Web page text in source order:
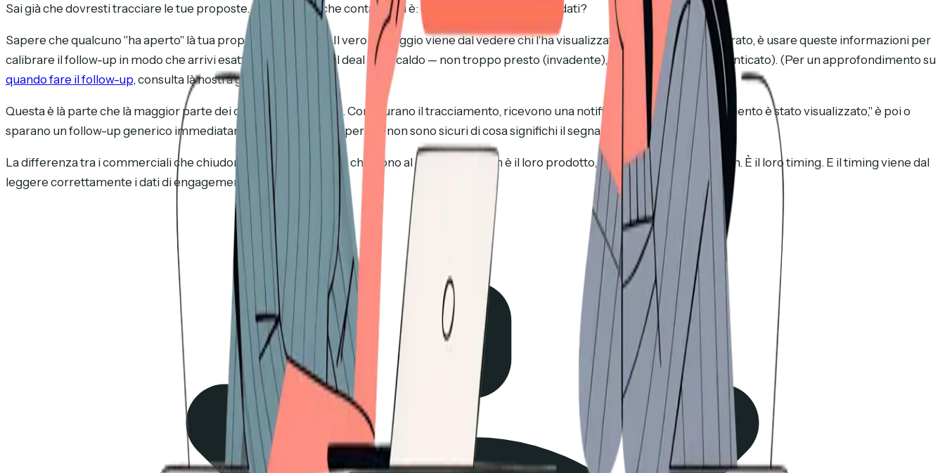
Sai già che dovresti tracciare le tue proposte. La domanda che conta di più è: cosa fai quando arrivano i dati?
Sapere che qualcuno "ha aperto" là tua proposta è il minimo. Il vero vantaggio viene dal vederechil'ha visualizzata,su cosa sì è concentrato, è usare queste informazioni per
calibrare il follow-up in modo che arrivi esattamente quando il deal è più caldo — non troppo presto (invadente), non troppo tardi (dimenticato). (Per un approfondimento su
quando fare il follow-up, consulta là nostra guida al timing.)
Questa è là parte che là maggior parte dei commerciali sbaglia. Configurano il tracciamento, ricevono una notifica che dice "il tuo documento è stato visualizzato," è poi o
sparano un follow-up generico immediatamente o sì bloccano perché non sono sicuri di cosa significhi il segnale.
La differenza tra i commerciali che chiudono al 30% è quelli che chiudono al 45% spesso non è il loro prodotto, il loro pricing o il loro pitch. È il loro timing. E il timing viene dal
leggere correttamente i dati di engagement.